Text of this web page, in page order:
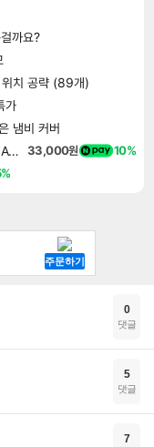
까요?
위치 공략 (89개)
가
냄비 커버
드래곤소드 어웨이크닝 DragonSword Awakening 33,000원 10%
0
댓글
5
댓글
7